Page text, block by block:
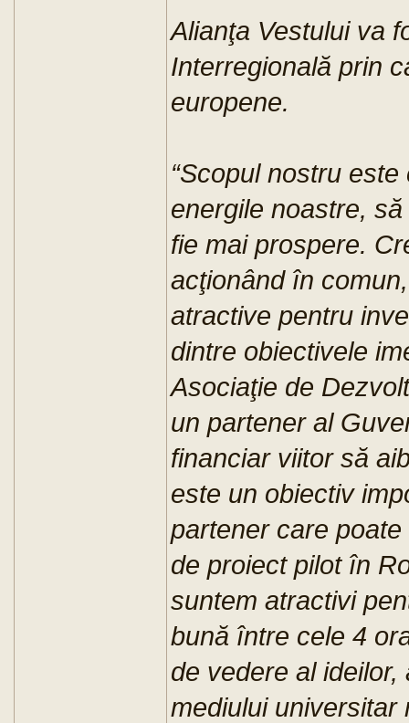
Alianţa Vestului va
Interregională prin
europene.
“Scopul nostru
energile noastre,
fie mai prospere.
acţionând în
atractive pentru
dintre obiectivele
Asociaţie de
un partener al
financiar viitor să
este un obiectiv
partener care
de proiect pilot în
suntem atractivi
bună între cele 4
de vedere al
mediului universitar